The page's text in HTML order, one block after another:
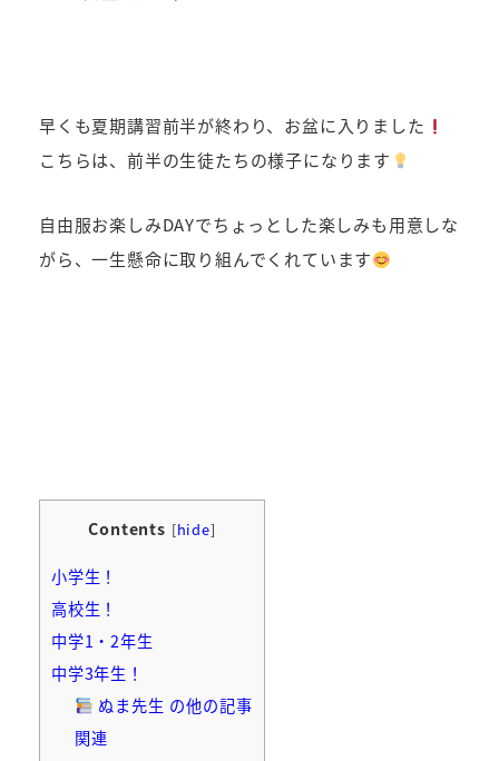
早くも夏期講習前半が終わり、お盆に入りました
こちらは、前半の生徒たちの様子になります
自由服お楽しみDAYでちょっとした楽しみも用意しな
がら、一生懸命に取り組んでくれています
Contents [hide]
小学生！
高校生！
中学1・2年生
中学3年生！
ぬま先生 の他の記事
関連